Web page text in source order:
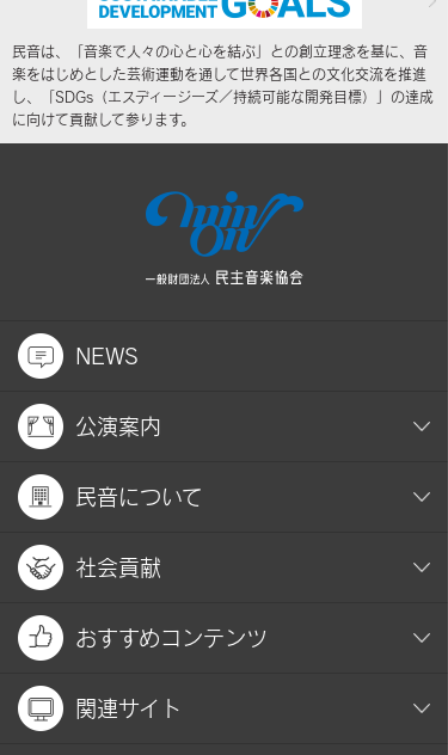
民音は、「音楽で人々の心と心を結ぶ」との創立理念を基に、音
楽をはじめとした芸術運動を通して世界各国との文化交流を推進
し、「SDGs（エスディージーズ／持続可能な開発目標）」の達成
に向けて貢献して参ります。
NEWS
公演案内
民音について
社会貢献
おすすめコンテンツ
関連サイト